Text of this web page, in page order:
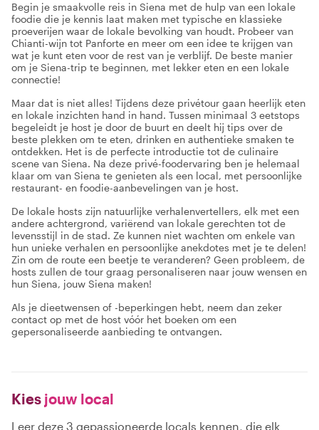
Begin je smaakvolle reis in Siena met de hulp van een lokale
foodie die je kennis laat maken met typische en klassieke
proeverijen waar de lokale bevolking van houdt. Probeer van
Chianti-wijn tot Panforte en meer om een idee te krijgen van
wat je kunt eten voor de rest van je verblijf. De beste manier
om je Siena-trip te beginnen, met lekker eten en een lokale
connectie!
Maar dat is niet alles! Tijdens deze privétour gaan heerlijk eten
en lokale inzichten hand in hand. Tussen minimaal 3 eetstops
begeleidt je host je door de buurt en deelt hij tips over de
beste plekken om te eten, drinken en authentieke smaken te
ontdekken. Het is de perfecte introductie tot de culinaire
scene van Siena. Na deze privé-foodervaring ben je helemaal
klaar om van Siena te genieten als een local, met persoonlijke
restaurant- en foodie-aanbevelingen van je host.
De lokale hosts zijn natuurlijke verhalenvertellers, elk met een
andere achtergrond, variërend van lokale gerechten tot de
levensstijl in de stad. Ze kunnen niet wachten om enkele van
hun unieke verhalen en persoonlijke anekdotes met je te delen!
Zin om de route een beetje te veranderen? Geen probleem, de
hosts zullen de tour graag personaliseren naar jouw wensen en
hun Siena, jouw Siena maken!
Als je dieetwensen of -beperkingen hebt, neem dan zeker
contact op met de host vóór het boeken om een
gepersonaliseerde aanbieding te ontvangen.
Kies jouw local
Leer deze 3 gepassioneerde locals kennen, die elk